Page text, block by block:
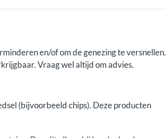
en/of om de genezing te versnellen.
Vraag wel altijd om advies.
(bijvoorbeeld chips). Deze producten